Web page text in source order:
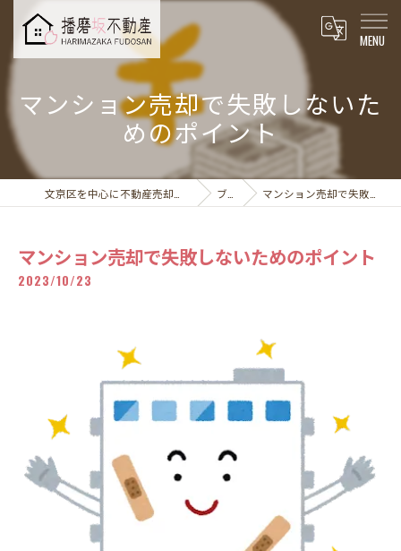
マンション売却で失敗しないた
めのポイント
ブログ マンション売却で失敗しないためのポイント
マンション売却で失敗しないためのポイント
2023/10/23